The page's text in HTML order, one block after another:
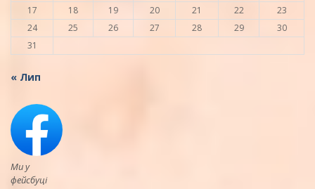
17
18 19 20 21 22
23
24
25 26 27 28 29
30
31
« Лип
Ми у
фейсбуці